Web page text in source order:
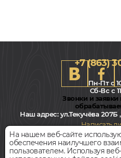
Дуб, 34 класс,
Цена за 1 м²
+7 (863)
Пн-Пт с
Сб-Вс с
Звонки и
Наш адрес:ул.Текучёва 207Б
Написать
Всегда
На нашем веб-сайте
обеспечения наилучшего
пользователем. Используя